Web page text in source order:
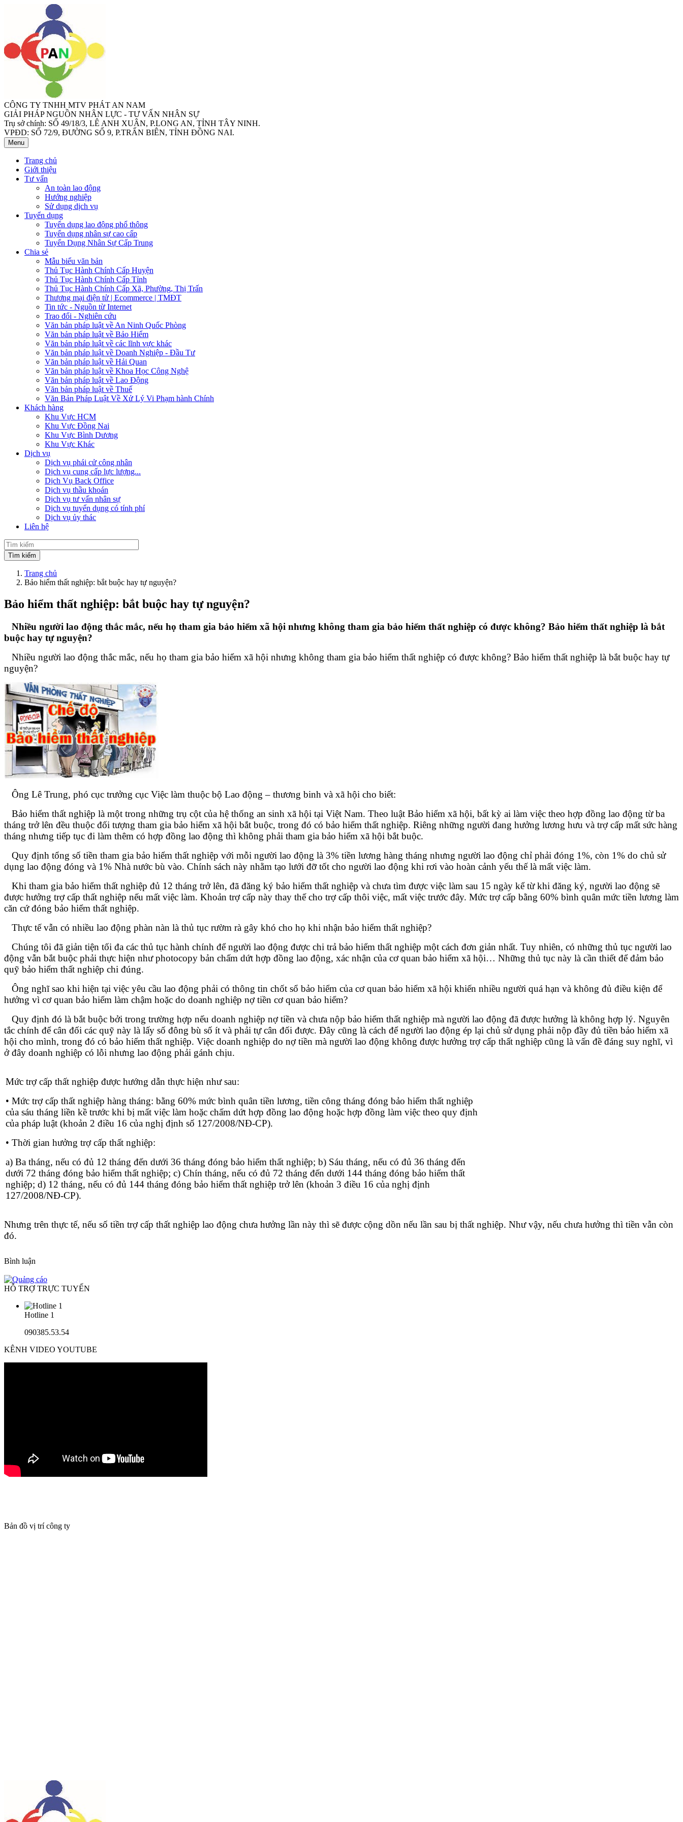
CÔNG TY TNHH MTV PHÁT AN NAM
GIẢI PHÁP NGUỒN NHÂN LỰC - TƯ VẤN NHÂN SỰ
Trụ sở chính: SỐ 49/18/3, LÊ ANH XUÂN, P.LONG AN, TỈNH TÂY NINH.
VPĐD: SỐ 72/9, ĐƯỜNG SỐ 9, P.TRẤN BIÊN, TỈNH ĐỒNG NAI.
Menu
Trang chủ
Giới thiệu
Tư vấn
An toàn lao động
Hướng nghiệp
Sử dụng dịch vụ
Tuyển dụng
Tuyển dụng lao động phổ thông
Tuyển dụng nhân sự cao cấp
Tuyển Dụng Nhân Sự Cấp Trung
Chia sẻ
Mẫu biểu văn bản
Thủ Tục Hành Chính Cấp Huyện
Thủ Tục Hành Chính Cấp Tỉnh
Thủ Tục Hành Chính Cấp Xã, Phường, Thị Trấn
Thương mại điện tử | Ecommerce | TMĐT
Tin tức - Nguồn từ Internet
Trao đổi - Nghiên cứu
Văn bản pháp luật về An Ninh Quốc Phòng
Văn bản pháp luật về Bảo Hiểm
Văn bản pháp luật về các lĩnh vực khác
Văn bản pháp luật về Doanh Nghiệp - Đầu Tư
Văn bản pháp luật về Hải Quan
Văn bản pháp luật về Khoa Học Công Nghệ
Văn bản pháp luật về Lao Động
Văn bản pháp luật về Thuế
Văn Bản Pháp Luật Về Xử Lý Vi Phạm hành Chính
Khách hàng
Khu Vực HCM
Khu Vực Đồng Nai
Khu Vực Bình Dương
Khu Vực Khác
Dịch vụ
Dịch vụ phái cử công nhân
Dịch vụ cung cấp lực lượng...
Dịch Vụ Back Office
Dịch vụ thầu khoán
Dịch vụ tư vấn nhân sự
Dịch vụ tuyển dụng có tính phí
Dịch vụ ủy thác
Liên hệ
Trang chủ
Bảo hiểm thất nghiệp: bắt buộc hay tự nguyện?
Bảo hiểm thất nghiệp: bắt buộc hay tự nguyện?
Nhiều người lao động thắc mắc, nếu họ tham gia bảo hiểm xã hội nhưng không tham gia bảo hiểm thất nghiệp có được không? Bảo hiểm thất nghiệp là bắt
buộc hay tự nguyện?
Nhiều người lao động thắc mắc, nếu họ tham gia bảo hiểm xã hội nhưng không tham gia bảo hiểm thất nghiệp có được không? Bảo hiểm thất nghiệp là bắt buộc hay tự
nguyện?
Ông Lê Trung, phó cục trưởng cục Việc làm thuộc bộ Lao động – thương binh và xã hội cho biết:
Bảo hiểm thất nghiệp là một trong những trụ cột của hệ thống an sinh xã hội tại Việt Nam. Theo luật Bảo hiểm xã hội, bất kỳ ai làm việc theo hợp đồng lao động từ ba
tháng trở lên đều thuộc đối tượng tham gia bảo hiểm xã hội bắt buộc, trong đó có bảo hiểm thất nghiệp. Riêng những người đang hưởng lương hưu và trợ cấp mất sức hàng
tháng nhưng tiếp tục đi làm thêm có hợp đồng lao động thì không phải tham gia bảo hiểm xã hội bắt buộc.
Quy định tổng số tiền tham gia bảo hiểm thất nghiệp với mỗi người lao động là 3% tiền lương hàng tháng nhưng người lao động chỉ phải đóng 1%, còn 1% do chủ sử
dụng lao động đóng và 1% Nhà nước bù vào. Chính sách này nhằm tạo lưới đỡ tốt cho người lao động khi rơi vào hoàn cảnh yếu thế là mất việc làm.
Khi tham gia bảo hiểm thất nghiệp đủ 12 tháng trở lên, đã đăng ký bảo hiểm thất nghiệp và chưa tìm được việc làm sau 15 ngày kể từ khi đăng ký, người lao động sẽ
được hưởng trợ cấp thất nghiệp nếu mất việc làm. Khoản trợ cấp này thay thế cho trợ cấp thôi việc, mất việc trước đây. Mức trợ cấp bằng 60% bình quân mức tiền lương làm
căn cứ đóng bảo hiểm thất nghiệp.
Thực tế vẫn có nhiều lao động phàn nàn là thủ tục rườm rà gây khó cho họ khi nhận bảo hiểm thất nghiệp?
Chúng tôi đã giản tiện tối đa các thủ tục hành chính để người lao động được chi trả bảo hiểm thất nghiệp một cách đơn giản nhất. Tuy nhiên, có những thủ tục người lao
động vẫn bắt buộc phải thực hiện như photocopy bản chấm dứt hợp đồng lao động, xác nhận của cơ quan bảo hiểm xã hội… Những thủ tục này là cần thiết để đảm bảo
quỹ bảo hiểm thất nghiệp chi đúng.
Ông nghĩ sao khi hiện tại việc yêu cầu lao động phải có thông tin chốt sổ bảo hiểm của cơ quan bảo hiểm xã hội khiến nhiều người quá hạn và không đủ điều kiện để
hưởng vì cơ quan bảo hiểm làm chậm hoặc do doanh nghiệp nợ tiền cơ quan bảo hiểm?
Quy định đó là bắt buộc bởi trong trường hợp nếu doanh nghiệp nợ tiền và chưa nộp bảo hiểm thất nghiệp mà người lao động đã được hưởng là không hợp lý. Nguyên
tắc chính để cân đối các quỹ này là lấy số đông bù số ít và phải tự cân đối được. Đây cũng là cách để người lao động ép lại chủ sử dụng phải nộp đầy đủ tiền bảo hiểm xã
hội cho mình, trong đó có bảo hiểm thất nghiệp. Việc doanh nghiệp do nợ tiền mà người lao động không được hưởng trợ cấp thất nghiệp cũng là vấn đề đáng suy nghĩ, vì
ở đây doanh nghiệp có lỗi nhưng lao động phải gánh chịu.
Mức trợ cấp thất nghiệp được hướng dẫn thực hiện như sau:
• Mức trợ cấp thất nghiệp hàng tháng: bằng 60% mức bình quân tiền lương, tiền công tháng đóng bảo hiểm thất nghiệp
của sáu tháng liền kề trước khi bị mất việc làm hoặc chấm dứt hợp đồng lao động hoặc hợp đồng làm việc theo quy định
của pháp luật (khoản 2 điều 16 của nghị định số 127/2008/NĐ-CP).
• Thời gian hưởng trợ cấp thất nghiệp:
a) Ba tháng, nếu có đủ 12 tháng đến dưới 36 tháng đóng bảo hiểm thất nghiệp; b) Sáu tháng, nếu có đủ 36 tháng đến
dưới 72 tháng đóng bảo hiểm thất nghiệp; c) Chín tháng, nếu có đủ 72 tháng đến dưới 144 tháng đóng bảo hiểm thất
nghiệp; d) 12 tháng, nếu có đủ 144 tháng đóng bảo hiểm thất nghiệp trở lên (khoản 3 điều 16 của nghị định
127/2008/NĐ-CP).
Nhưng trên thực tế, nếu số tiền trợ cấp thất nghiệp lao động chưa hưởng lần này thì sẽ được cộng dồn nếu lần sau bị thất nghiệp. Như vậy, nếu chưa hưởng thì tiền vẫn còn
đó.
Bình luận
HỖ TRỢ TRỰC TUYẾN
Hotline 1
090385.53.54
KÊNH VIDEO YOUTUBE
Bản đồ vị trí công ty